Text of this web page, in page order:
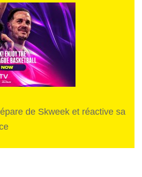
de Skweek et réactive sa